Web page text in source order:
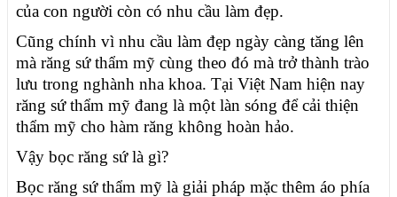
của con người còn có nhu cầu làm đẹp.
Cũng chính vì nhu cầu làm đẹp ngày càng tăng lên
mà răng sứ thẩm mỹ cùng theo đó mà trở thành trào
lưu trong nghành nha khoa. Tại Việt Nam hiện nay
răng sứ thẩm mỹ đang là một làn sóng để cải thiện
thẩm mỹ cho hàm răng không hoàn hảo.
Vậy bọc răng sứ là gì?
Bọc răng sứ thẩm mỹ là giải pháp mặc thêm áo phía